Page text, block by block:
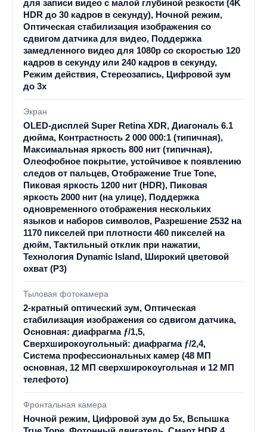
для записи видео с малой глубиной резкости (4K
HDR до 30 кадров в секунду), Ночной режим,
Оптическая стабилизация изображения со
сдвигом датчика для видео, Поддержка
замедленного видео для 1080p со скоростью 120
кадров в секунду или 240 кадров в секунду,
Режим действия, Стереозапись, Цифровой зум
до 3x
Экран
OLED-дисплей Super Retina XDR, Диагональ 6.1
дюйма, Контрастность 2 000 000:1 (типичная),
Максимальная яркость 800 нит (типичная),
Олеофобное покрытие, устойчивое к появлению
следов от пальцев, Отображение True Tone,
Пиковая яркость 1200 нит (HDR), Пиковая
яркость 2000 нит (на улице), Поддержка
одновременного отображения нескольких
языков и наборов символов, Разрешение 2532 на
1170 пикселей при плотности 460 пикселей на
дюйм, Тактильный отклик при нажатии,
Технология Dynamic Island, Широкий цветовой
охват (P3)
Тыловая фотокамера
2-кратный оптический зум, Оптическая
стабилизация изображения со сдвигом датчика,
Основная: диафрагма ƒ/1,5,
Сверхширокоугольный: диафрагма ƒ/2,4,
Система профессиональных камер (48 МП
основная, 12 МП сверхширокоугольная и 12 МП
телефото)
Фронтальная камера
Ночной режим, Цифровой зум до 5x, Вспышка